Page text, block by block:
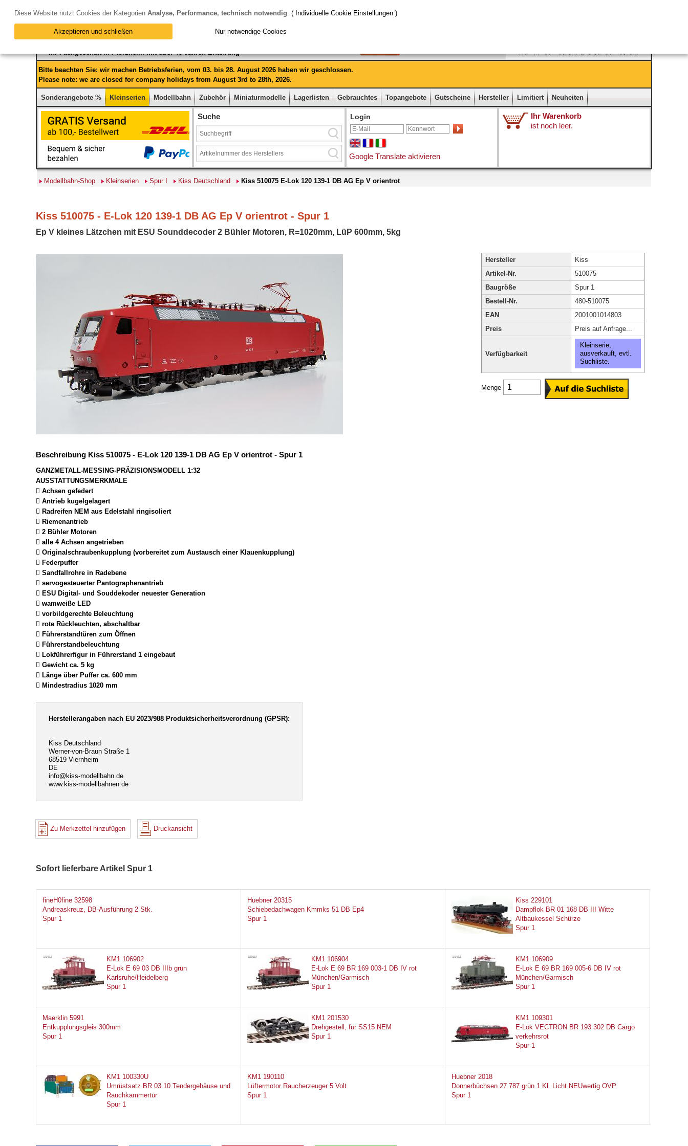
Ihr Fachgeschäft in Pforzheim mit über 40 Jahren Erfahrung
Bitte beachten Sie: wir machen Betriebsferien, vom 03. bis 28. August 2026 haben wir geschlossen.
Please note: we are closed for company holidays from August 3rd to 28th, 2026.
Sonderangebote % Kleinserien Modellbahn Zubehör Miniaturmodelle Lagerlisten Gebrauchtes Topangebote Gutscheine Hersteller Limitiert Neuheiten
Suche Login
Google Translate aktivieren
Ihr Warenkorb
ist noch leer.
Modellbahn-Shop Kleinserien Spur I Kiss Deutschland Kiss 510075 E-Lok 120 139-1 DB AG Ep V orientrot
Kiss 510075 - E-Lok 120 139-1 DB AG Ep V orientrot - Spur 1
Ep V kleines Lätzchen mit ESU Sounddecoder 2 Bühler Motoren, R=1020mm, LüP 600mm, 5kg
Hersteller
Kiss
Artikel-Nr.
510075
Baugröße
Spur 1
Bestell-Nr.
480-510075
EAN
2001001014803
Preis
Preis auf Anfrage...
Verfügbarkeit
Kleinserie,
ausverkauft, evtl.
Suchliste.
Menge
Beschreibung Kiss 510075 - E-Lok 120 139-1 DB AG Ep V orientrot - Spur 1
GANZMETALL-MESSING-PRÄZISIONSMODELL 1:32
AUSSTATTUNGSMERKMALE
 Achsen gefedert
 Antrieb kugelgelagert
 Radreifen NEM aus Edelstahl ringisoliert
 Riemenantrieb
 2 Bühler Motoren
 alle 4 Achsen angetrieben
 Originalschraubenkupplung (vorbereitet zum Austausch einer Klauenkupplung)
 Federpuffer
 Sandfallrohre in Radebene
 servogesteuerter Pantographenantrieb
 ESU Digital- und Souddekoder neuester Generation
 wamweiße LED
 vorbildgerechte Beleuchtung
 rote Rückleuchten, abschaltbar
 Führerstandtüren zum Öffnen
 Führerstandbeleuchtung
 Lokführerfigur in Führerstand 1 eingebaut
 Gewicht ca. 5 kg
 Länge über Puffer ca. 600 mm
 Mindestradius 1020 mm
Herstellerangaben nach EU 2023/988 Produktsicherheitsverordnung (GPSR):
Kiss Deutschland
Werner-von-Braun Straße 1
68519 Viernheim
DE
info@kiss-modellbahn.de
www.kiss-modellbahnen.de
Zu Merkzettel hinzufügen Druckansicht
Sofort lieferbare Artikel Spur 1
fineH0fine 32598
Andreaskreuz, DB-Ausführung 2 Stk.
Spur 1
Huebner 20315
Schiebedachwagen Kmmks 51 DB Ep4
Spur 1
Kiss 229101
Dampflok BR 01 168 DB III Witte
Altbaukessel Schürze
Spur 1
KM1 106902
E-Lok E 69 03 DB IIIb grün
Karlsruhe/Heidelberg
Spur 1
KM1 106904
E-Lok E 69 BR 169 003-1 DB IV rot
München/Garmisch
Spur 1
KM1 106909
E-Lok E 69 BR 169 005-6 DB IV rot
München/Garmisch
Spur 1
Maerklin 5991
Entkupplungsgleis 300mm
Spur 1
KM1 201530
Drehgestell, für SS15 NEM
Spur 1
KM1 109301
E-Lok VECTRON BR 193 302 DB Cargo
verkehrsrot
Spur 1
KM1 100330U
Umrüstsatz BR 03.10 Tendergehäuse und
Rauchkammertür
Spur 1
KM1 190110
Lüftermotor Raucherzeuger 5 Volt
Spur 1
Huebner 2018
Donnerbüchsen 27 787 grün 1 Kl. Licht NEUwertig OVP
Spur 1
Diese Website nutzt Cookies der Kategorien Analyse, Performance, technisch notwendig. ( Individuelle Cookie Einstellungen )
Akzeptieren und schließen Nur notwendige Cookies